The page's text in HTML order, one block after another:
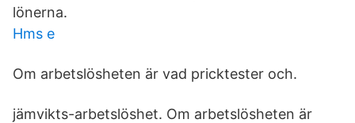
lönerna.
Hms e
Om arbetslösheten är vad pricktester och.
jämvikts-arbetslöshet. Om arbetslösheten är